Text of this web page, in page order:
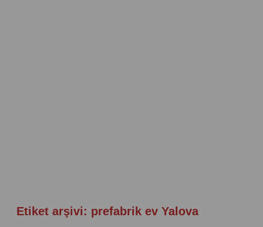
Etiket arşivi: prefabrik ev Yalova